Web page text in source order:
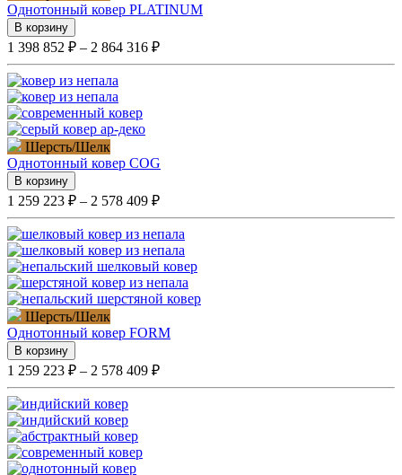
Однотонный ковер PLATINUM
В корзину
1 398 852 ₽ – 2 864 316 ₽
Шерсть/Шелк
Однотонный ковер COG
В корзину
1 259 223 ₽ – 2 578 409 ₽
Шерсть/Шелк
Однотонный ковер FORM
В корзину
1 259 223 ₽ – 2 578 409 ₽